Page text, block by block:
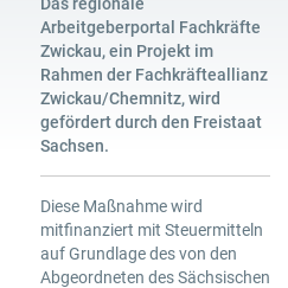
Arbeitgeberportal Fachkräfte
Zwickau, ein Projekt im
Rahmen der Fachkräfteallianz
Zwickau/Chemnitz, wird
gefördert durch den Freistaat
Sachsen.
Diese Maßnahme wird
mitfinanziert mit Steuermitteln
auf Grundlage des von den
Abgeordneten des Sächsischen